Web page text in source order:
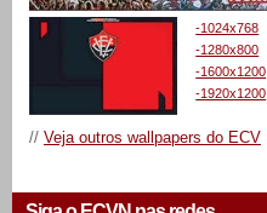
-1024x768
-1280x800
-1600x1200
-1920x1200
// Veja outros wallpapers do ECV